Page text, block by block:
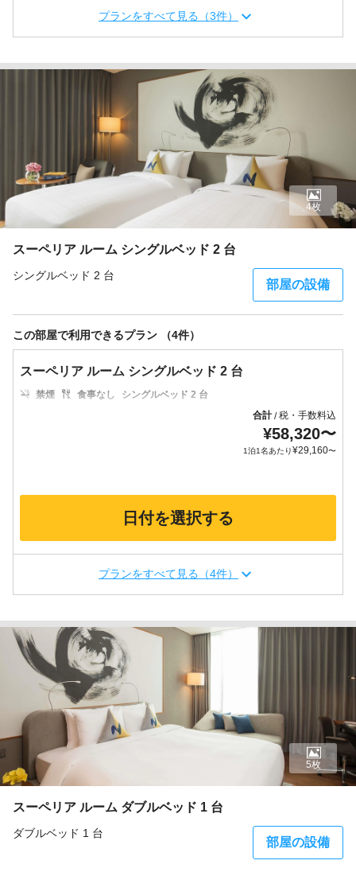
プランをすべて見る（3件）
スーペリア ルーム シングルベッド 2 台
シングルベッド 2 台
部屋の設備
4枚
この部屋で利用できるプラン （4件）
スーペリア ルーム シングルベッド 2 台
禁煙 食事なし
シングルベッド 2 台
合計/税・手数料込
¥58,320〜
1泊1名あたり¥29,160〜
日付を選択する
プランをすべて見る（4件）
スーペリア ルーム ダブルベッド 1 台
ダブルベッド 1 台
部屋の設備
5枚